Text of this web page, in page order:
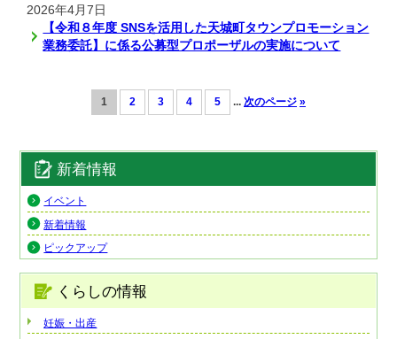
2026年4月7日
【令和８年度 SNSを活用した天城町タウンプロモーション
業務委託】に係る公募型プロポーザルの実施について
1 2 3 4 5 ... 次のページ »
新着情報
イベント
新着情報
ピックアップ
くらしの情報
妊娠・出産